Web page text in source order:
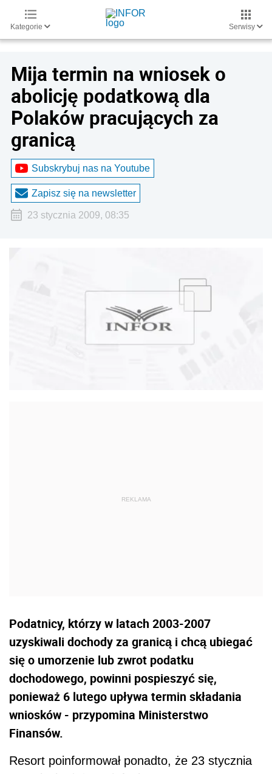
Kategorie Serwisy
Mija termin na wniosek o
abolicję podatkową dla
Polaków pracujących za
granicą
Subskrybuj nas na Youtube
Zapisz się na newsletter
23 stycznia 2009, 08:35
Podatnicy, którzy w latach 2003-2007
uzyskiwali dochody za granicą i chcą ubiegać
się o umorzenie lub zwrot podatku
dochodowego, powinni pospieszyć się,
ponieważ 6 lutego upływa termin składania
wniosków - przypomina Ministerstwo
Finansów.
Resort poinformował ponadto, że 23 stycznia